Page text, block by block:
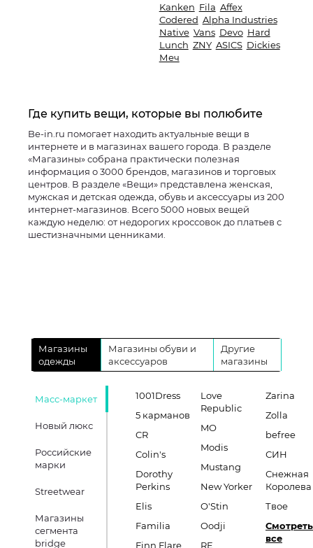
Kanken Fila Affex
Codered Alpha Industries
Native Vans Devo Hard
Lunch ZNY ASICS Dickies
Меч
Где купить вещи, которые вы полюбите
Be-in.ru помогает находить актуальные вещи в
интернете и в магазинах вашего города. В разделе
«Магазины» собрана практически полезная
информация о 3000 брендов, магазинов и торговых
центров. В разделе «Вещи» представлена женская,
мужская и детская одежда, обувь и аксессуары из 200
интернет-магазинов. Всего 5000 новых вещей
каждую неделю: от недорогих кроссовок до платьев с
шестизначными ценниками.
Магазины
одежды
Магазины обуви и
аксессуаров
Другие
магазины
Масс-маркет
Новый люкс
Российские
марки
Streetwear
Магазины
сегмента
bridge
1001Dress
5 карманов
CR
Colin's
Dorothy
Perkins
Elis
Familia
Finn Flare
Love
Republic
MO
Modis
Mustang
New Yorker
O'Stin
Oodji
RE
Zarina
Zolla
befree
СИН
Снежная
Королева
Твое
Смотреть
все